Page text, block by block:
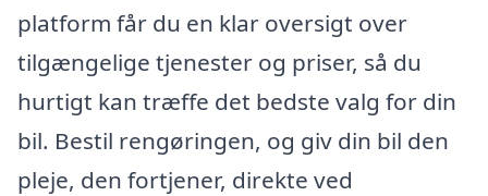
platform får du en klar oversigt over
tilgængelige tjenester og priser, så du
hurtigt kan træffe det bedste valg for din
bil. Bestil rengøringen, og giv din bil den
pleje, den fortjener, direkte ved